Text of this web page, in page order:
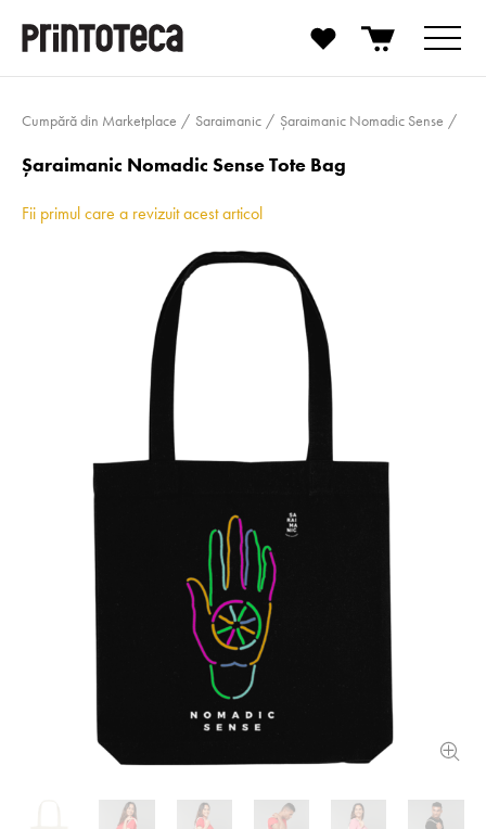
Cumpără din Marketplace Saraimanic Șaraimanic Nomadic Sense
Șaraimanic Nomadic Sense Tote Bag
Fii primul care a revizuit acest articol